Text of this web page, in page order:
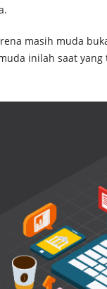
masih muda
inilah saat yang